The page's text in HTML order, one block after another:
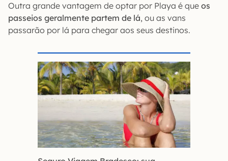
Outra grande vantagem de optar por Playa é que os
passeios geralmente partem de lá, ou as vans
passarão por lá para chegar aos seus destinos.